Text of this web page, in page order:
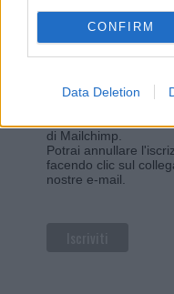
CONFIRM
Data Deletion
Privacy
marketing.
di Mailchimp
Potrai annullare
facendo clic sul
nostre e-mail.